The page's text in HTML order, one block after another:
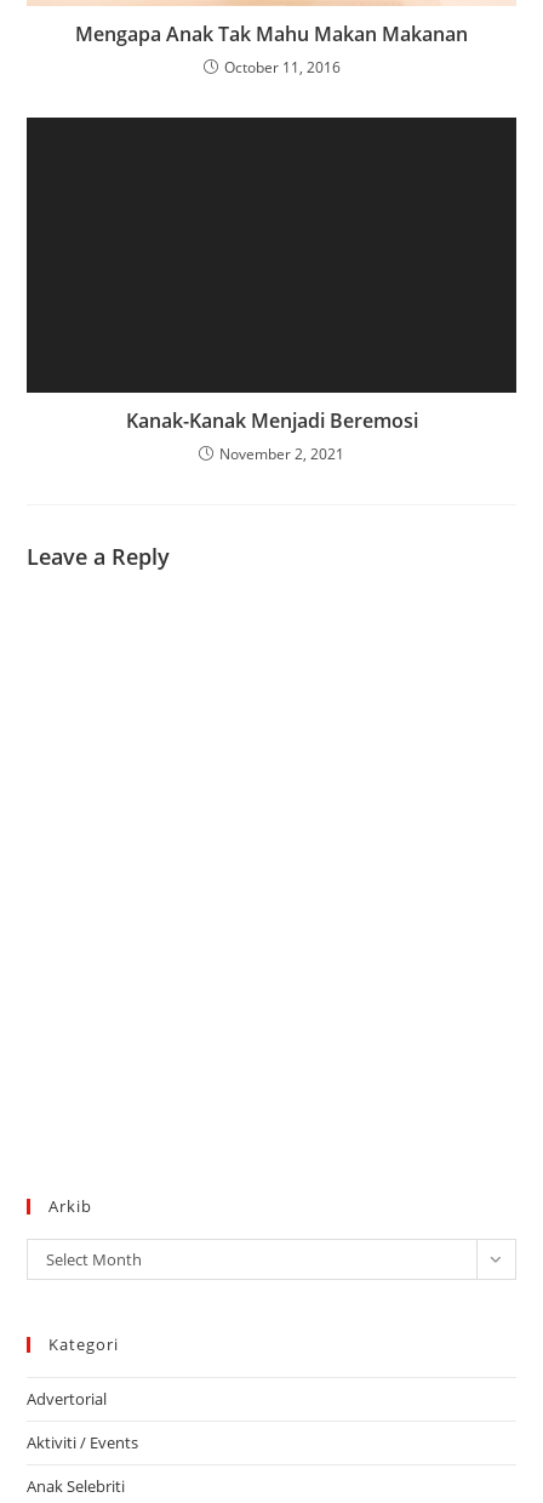
Mengapa Anak Tak Mahu Makan Makanan
October 11, 2016
Kanak-Kanak Menjadi Beremosi
November 2, 2021
Leave a Reply
Arkib
Arkib
Select Month
Kategori
Advertorial
Aktiviti / Events
Anak Selebriti